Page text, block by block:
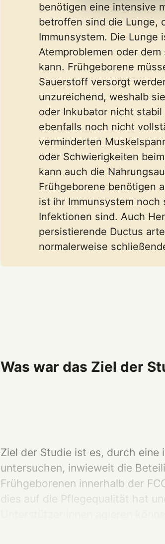
benötigen eine intensive
betroffen sind die Lunge,
Immunsystem. Die Lunge
Atemproblemen oder
kann. Frühgeborene
Sauerstoff versorgt
unzureichend, weshalb
oder Inkubator nicht
ebenfalls noch nicht
verminderten
oder Schwierigkeiten
kann auch die
Frühgeborene benötigen
ist ihr Immunsystem
Infektionen sind. Auch
persistierende Ductus
normalerweise
Was war das Ziel der
Ziel der Studie ist es, durch
untersuchen, inwieweit die
Frühgeborenen innerhalb der
dies auf die Pflegequalität hat